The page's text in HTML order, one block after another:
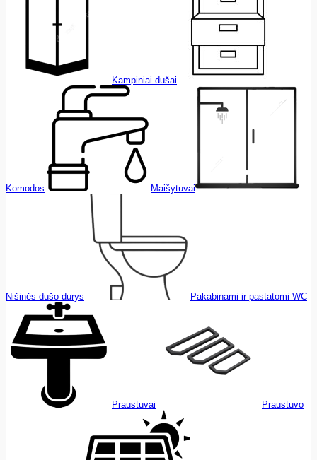
Kampiniai dušai
Komodos Maišytuvai
Nišinės dušo durys Pakabinami ir pastatomi WC
Praustuvai Praustuvo